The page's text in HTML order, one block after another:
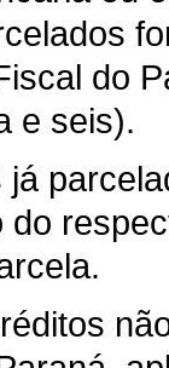
do
e seis).